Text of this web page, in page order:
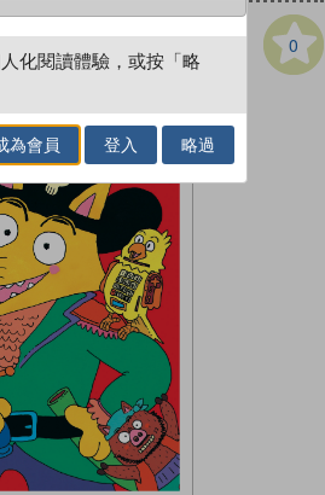
0
化閱讀體驗，或按「略
為會員 登入 略過